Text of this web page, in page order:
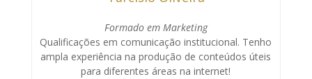
Formado em Marketing
Qualificações em comunicação institucional. Tenho
ampla experiência na produção de conteúdos úteis
para diferentes áreas na internet!